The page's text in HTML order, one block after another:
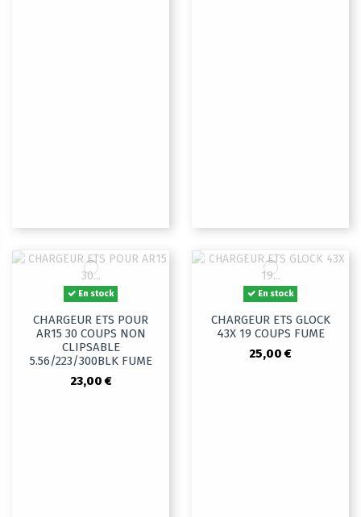
En stock
CHARGEUR ETS POUR
AR15 30 COUPS NON
CLIPSABLE
5.56/223/300BLK FUME
23,00 €
En stock
CHARGEUR ETS GLOCK
43X 19 COUPS FUME
25,00 €